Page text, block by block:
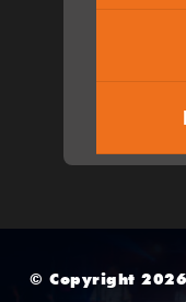
© Copyright